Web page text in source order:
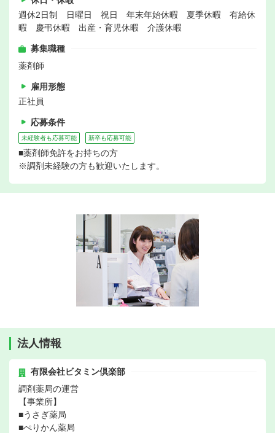
週休2日制 日曜日 祝日 年末年始休暇 夏季休暇 有給休
暇 慶弔休暇 出産・育児休暇 介護休暇
募集職種
薬剤師
雇用形態
正社員
応募条件
未経験者も応募可能 新卒も応募可能
■薬剤師免許をお持ちの方
※調剤未経験の方も歓迎いたします。
法人情報
有限会社ビタミン倶楽部
調剤薬局の運営
【事業所】
■うさぎ薬局
■ぺりかん薬局